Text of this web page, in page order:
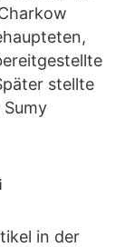
stellte
Sumy
in der